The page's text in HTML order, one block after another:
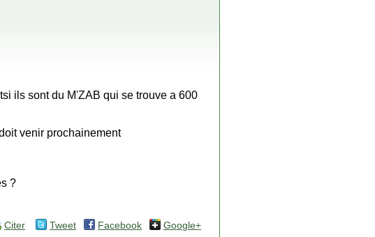
ils sont du M'ZAB qui se trouve a 600
venir prochainement
?
Citer Tweet Facebook Google+